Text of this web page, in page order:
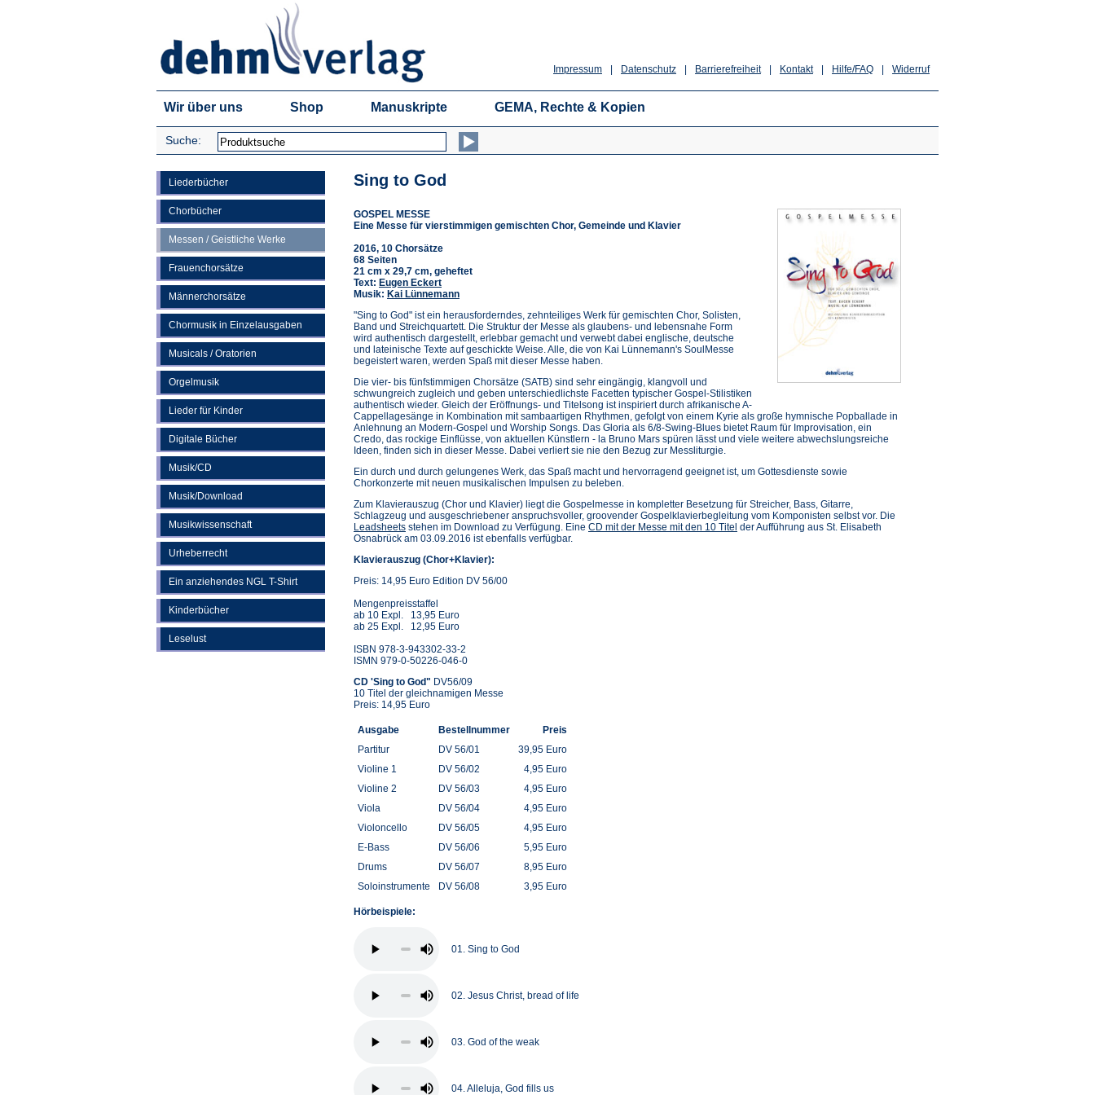
Widerruf
Hilfe/FAQ
Kontakt
Barrierefreiheit
Datenschutz
Impressum
Wir über uns Shop Manuskripte GEMA, Rechte & Kopien
Suche:
Liederbücher
Chorbücher
Messen / Geistliche Werke
Frauenchorsätze
Männerchorsätze
Chormusik in Einzelausgaben
Musicals / Oratorien
Orgelmusik
Lieder für Kinder
Digitale Bücher
Musik/CD
Musik/Download
Musikwissenschaft
Urheberrecht
Ein anziehendes NGL T-Shirt
Kinderbücher
Leselust
Sing to God
GOSPEL MESSE
Eine Messe für vierstimmigen gemischten Chor, Gemeinde und Klavier
2016, 10 Chorsätze
68 Seiten
21 cm x 29,7 cm, geheftet
Text: Eugen Eckert
Musik: Kai Lünnemann
"Sing to God" ist ein herausforderndes, zehnteiliges Werk für gemischten Chor, Solisten,
Band und Streichquartett. Die Struktur der Messe als glaubens- und lebensnahe Form
wird authentisch dargestellt, erlebbar gemacht und verwebt dabei englische, deutsche
und lateinische Texte auf geschickte Weise. Alle, die von Kai Lünnemann's SoulMesse
begeistert waren, werden Spaß mit dieser Messe haben.
Die vier- bis fünfstimmigen Chorsätze (SATB) sind sehr eingängig, klangvoll und
schwungreich zugleich und geben unterschiedlichste Facetten typischer Gospel-Stilistiken
authentisch wieder. Gleich der Eröffnungs- und Titelsong ist inspiriert durch afrikanische A-
Cappellagesänge in Kombination mit sambaartigen Rhythmen, gefolgt von einem Kyrie als große hymnische Popballade in
Anlehnung an Modern-Gospel und Worship Songs. Das Gloria als 6/8-Swing-Blues bietet Raum für Improvisation, ein
Credo, das rockige Einflüsse, von aktuellen Künstlern - la Bruno Mars spüren lässt und viele weitere abwechslungsreiche
Ideen, finden sich in dieser Messe. Dabei verliert sie nie den Bezug zur Messliturgie.
Ein durch und durch gelungenes Werk, das Spaß macht und hervorragend geeignet ist, um Gottesdienste sowie
Chorkonzerte mit neuen musikalischen Impulsen zu beleben.
Zum Klavierauszug (Chor und Klavier) liegt die Gospelmesse in kompletter Besetzung für Streicher, Bass, Gitarre,
Schlagzeug und ausgeschriebener anspruchsvoller, groovender Gospelklavierbegleitung vom Komponisten selbst vor. Die
Leadsheets(Öffnet
in
neuen
stehen im Download zu Verfügung. Eine CD mit der Messe mit den 10 Titel der Aufführung aus St. Elisabeth
Osnabrück am 03.09.2016 ist ebenfalls verfügbar.
Klavierauszug (Chor+Klavier):
Preis: 14,95 Euro Edition DV 56/00
Mengenpreisstaffel
ab 10 Expl. 13,95 Euro
ab 25 Expl. 12,95 Euro
ISBN 978-3-943302-33-2
ISMN 979-0-50226-046-0
CD 'Sing to God" DV56/09
10 Titel der gleichnamigen Messe
Preis: 14,95 Euro
Ausgabe Bestellnummer
Preis
Partitur
DV 56/01
39,95 Euro
Violine 1
DV 56/02
4,95 Euro
Violine 2
DV 56/03
4,95 Euro
Viola
DV 56/04
4,95 Euro
Violoncello
DV 56/05
4,95 Euro
E-Bass
DV 56/06
5,95 Euro
Drums
DV 56/07
8,95 Euro
Soloinstrumente
DV 56/08 3,95 Euro
Hörbeispiele:
01. Sing to God
02. Jesus Christ, bread of life
03. God of the weak
04. Alleluja, God fills us